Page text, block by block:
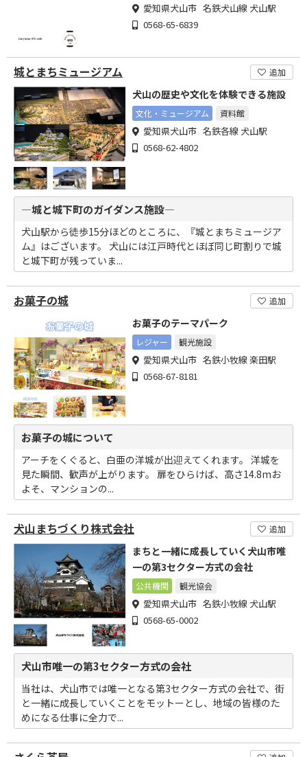
愛知県犬山市 名鉄犬山線 犬山駅
0568-65-6839
城とまちミュージアム 追加
犬山の歴史や文化を体験できる施設
文化・ミュージアム 資料館
愛知県犬山市 名鉄各線 犬山駅
0568-62-4802
―城と城下町のガイダンス施設―
犬山駅から徒歩15分ほどのところに、『城とまちミュージア
ム』はございます。 犬山には江戸時代とほぼ同じ町割りで城
と城下町が残っていま...
お菓子の城 追加
お菓子のテーマパーク
レジャー 観光施設
愛知県犬山市 名鉄小牧線 楽田駅
0568-67-8181
お菓子の城について
アーチをくぐると、白亜の洋城が出迎えてくれます。 洋城を
見た瞬間、歓声が上がります。 扉をひらけば、高さ14.8mお
よそ、マンションの...
犬山まちづくり株式会社 追加
まちと一緒に成長していく犬山市唯
一の第3セクター方式の会社
公共機関 観光協会
愛知県犬山市 名鉄小牧線 犬山駅
0568-65-0002
犬山市唯一の第3セクター方式の会社
当社は、犬山市では唯一となる第3セクター方式の会社で、街
と一緒に成長していくことをモットーとし、地域の皆様のた
めになる仕事に全力で...